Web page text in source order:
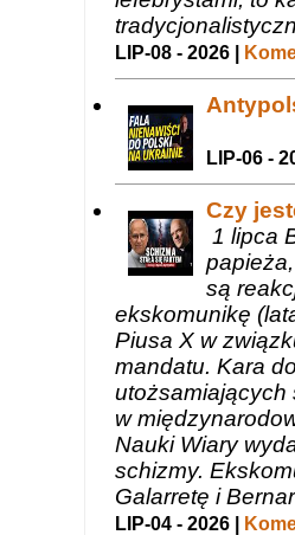
LIP-08 - 2026 |
LIP-06 -
Czy
1 lipca
są
ekskomunikę
Piusa X w
mandatu. Kara
utożsamiających
w
Nauki Wiary
schizmy.
Galarretę i
LIP-04 - 2026 |